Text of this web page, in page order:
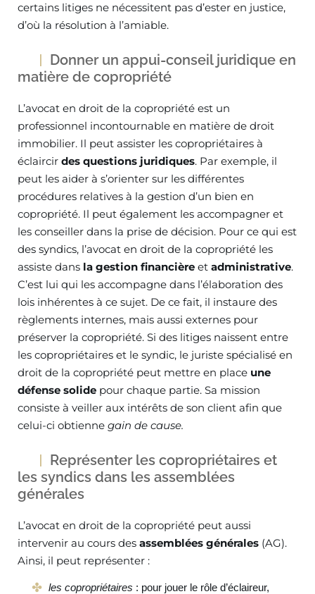
certains litiges ne nécessitent pas d’ester en justice,
d’où la résolution à l’amiable.
Donner un appui-conseil juridique en
matière de copropriété
L’avocat en droit de la copropriété est un
professionnel incontournable en matière de droit
immobilier. Il peut assister les copropriétaires à
éclaircir des questions juridiques. Par exemple, il
peut les aider à s’orienter sur les différentes
procédures relatives à la gestion d’un bien en
copropriété. Il peut également les accompagner et
les conseiller dans la prise de décision. Pour ce qui est
des syndics, l’avocat en droit de la copropriété les
assiste dans la gestion financière et administrative.
C’est lui qui les accompagne dans l’élaboration des
lois inhérentes à ce sujet. De ce fait, il instaure des
règlements internes, mais aussi externes pour
préserver la copropriété. Si des litiges naissent entre
les copropriétaires et le syndic, le juriste spécialisé en
droit de la copropriété peut mettre en place une
défense solide pour chaque partie. Sa mission
consiste à veiller aux intérêts de son client afin que
celui-ci obtienne gain de cause.
Représenter les copropriétaires et
les syndics dans les assemblées
générales
L’avocat en droit de la copropriété peut aussi
intervenir au cours des assemblées générales (AG).
Ainsi, il peut représenter :
les copropriétaires : pour jouer le rôle d’éclaireur,